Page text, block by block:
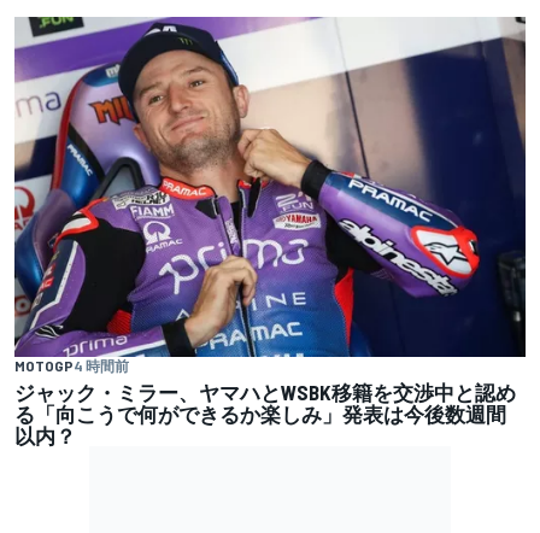
MOTOGP4 時間前
ジャック・ミラー、ヤマハとWSBK移籍を交渉中と認め
る「向こうで何ができるか楽しみ」発表は今後数週間
以内？